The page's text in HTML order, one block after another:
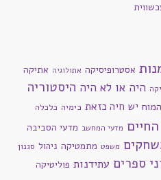
אסטרופיסיקה אתולוגיה אתיקה
היה או לא היה היסטוריה
יש חיה כזאת כימיה כלכלה
מדעי המחשב מדעי הסביבה
משפט מתמטיקה ניהול סגנון
ספרים עתידנות פוליטיקה